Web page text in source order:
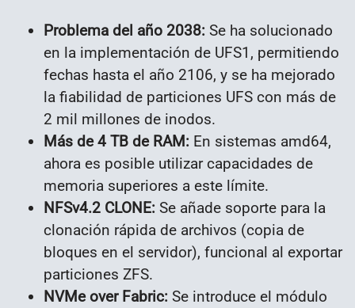
Problema del año 2038: Se ha solucionado
en la implementación de UFS1, permitiendo
fechas hasta el año 2106, y se ha mejorado
la fiabilidad de particiones UFS con más de
2 mil millones de inodos.
Más de 4 TB de RAM: En sistemas amd64,
ahora es posible utilizar capacidades de
memoria superiores a este límite.
NFSv4.2 CLONE: Se añade soporte para la
clonación rápida de archivos (copia de
bloques en el servidor), funcional al exportar
particiones ZFS.
NVMe over Fabric: Se introduce el módulo